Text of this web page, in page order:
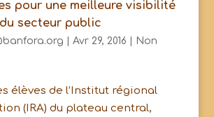
pour une meilleure visibilité
secteur public
Avr 29, 2016
Non
élèves de l’Institut régional
(IRA) du plateau central,